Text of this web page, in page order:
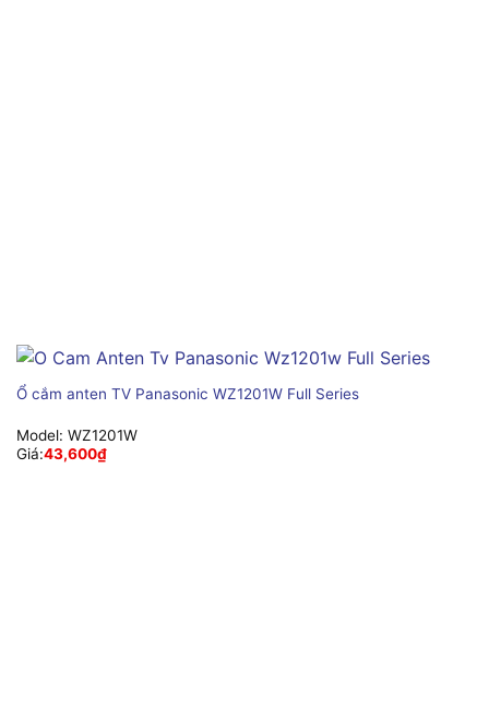
Ổ cắm anten TV Panasonic WZ1201W Full Series
Model: WZ1201W
Giá:43,600₫